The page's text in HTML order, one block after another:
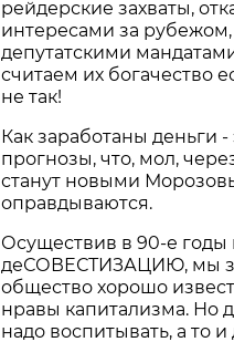
рейдерские захваты,
интересами за
депутатскими
считаем их богачество
не так!
Как заработаны деньги
прогнозы, что, мол,
станут новыми
оправдываются.
Осуществив в 90-е
деСОВЕСТИЗАЦИЮ, мы
общество хорошо
нравы капитализма. Но
надо воспитывать, а то